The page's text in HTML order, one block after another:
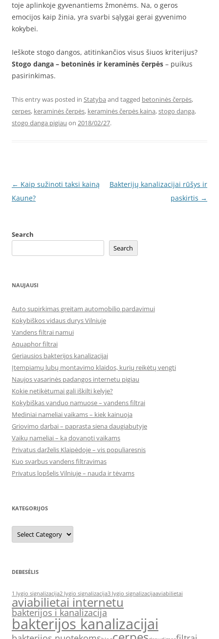
toje aplinkoje gyvenantiems žmonėms. Na, o geros
emocijos kaip žinia, yra svarbi sąlygai gerai gyvenimo
kokybei.
Ieškote stogo dangos, atitinkančios visus šiuos kriterijus?
Stogo danga – betoninės ir keraminės čerpės – puikus
pasirinkimas.
This entry was posted in Statyba and tagged betoninės čerpės,
cerpes, keraminės čerpės, keraminės čerpės kaina,stogo danga,
stogo danga pigiau on 2018/02/27.
Post
navigation
← Kaip sužinoti taksi kainą
Kaune?
Bakterijų kanalizacijai rūšys ir
paskirtis →
Search
Search
NAUJAUSI
Auto supirkimas greitam automobilio pardavimui
Kokybiškos vidaus durys Vilniuje
Vandens filtrai namui
Aquaphor filtrai
Geriausios bakterijos kanalizacijai
Įtempiamų lubų montavimo klaidos, kurių reikėtų vengti
Naujos vasarinės padangos internetu pigiau
Kokie netikėtumai gali iškilti kelyje?
Kokybiškas vanduo namuose – vandens filtrai
Mediniai nameliai vaikams – kiek kainuoja
Griovimo darbai – paprasta siena daugiabutyje
Vaikų nameliai – ką dovanoti vaikams
Privatus darželis Klaipėdoje – vis populiaresnis
Kuo svarbus vandens filtravimas
Privatus lopšelis Vilniuje – nauda ir tėvams
KATEGORIJOS
Kategorijos
DEBESĖLIS
1 lygio signalizacija2 lygio signalizacija3 lygio signalizacijaaviabilietai
aviabilietai internetu
bakterijos i kanalizacija
bakterijos kanalizacijai